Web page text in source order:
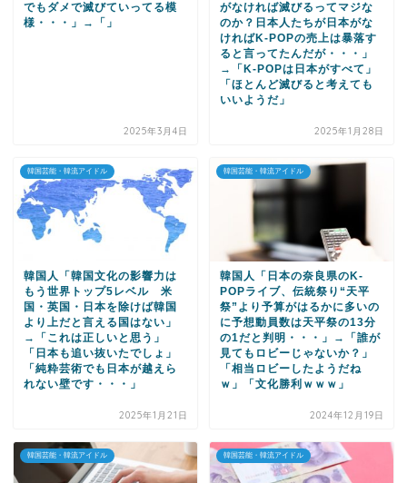
でもダメで滅びていってる模
様・・・」→「」
2025年3月4日
がなければ滅びるってマジな
のか？日本人たちが日本がな
ければK-POPの売上は暴落す
ると言ってたんだが・・・」
→「K-POPは日本がすべて」
「ほとんど滅びると考えても
いいようだ」
2025年1月28日
韓国芸能・韓流アイドル
韓国人「韓国文化の影響力は
もう世界トップ5レベル 米
国・英国・日本を除けば韓国
より上だと言える国はない」
→「これは正しいと思う」
「日本も追い抜いたでしょ」
「純粋芸術でも日本が越えら
れない壁です・・・」
2025年1月21日
韓国芸能・韓流アイドル
韓国人「日本の奈良県のK-
POPライブ、伝統祭り“天平
祭”より予算がはるかに多いの
に予想動員数は天平祭の13分
の1だと判明・・・」→「誰が
見てもロビーじゃないか？」
「相当ロビーしたようだね
ｗ」「文化勝利ｗｗｗ」
2024年12月19日
韓国芸能・韓流アイドル 韓国芸能・韓流アイドル